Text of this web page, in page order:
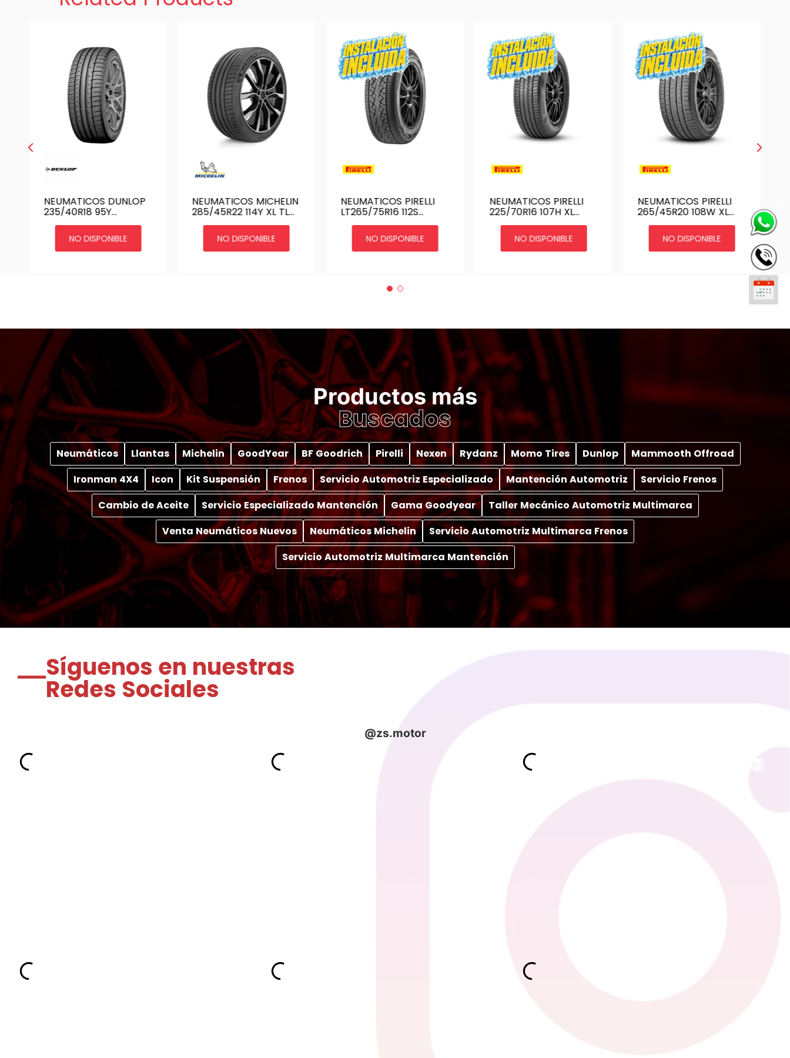
NEUMATICOS DUNLOP
235/40R18 95Y
MAXX050+ H/T TL BLK
NO DISPONIBLE
NEUMATICOS MICHELIN
285/45R22 114Y XL TL
PILOT SPORT 4 SUV MI
NO DISPONIBLE
NEUMATICOS PIRELLI
LT265/75R16 112S
SCORPION HT | SC-HT
NO DISPONIBLE
NEUMATICOS PIRELLI
225/70R16 107H XL
SCORPION
NO DISPONIBLE
NEUMATICOS PIRELLI
265/45R20 108W XL
SCORPION VERDE ALL
SEASON - SC. VEAS
NO DISPONIBLE
Productos más
Buscados
Neumáticos Llantas Michelin GoodYear BF Goodrich Pirelli Nexen Rydanz Momo Tires Dunlop
Mammooth Offroad
Ironman 4X4
Icon Kit Suspensión Frenos Servicio Automotriz Especializado Mantención Automotriz
Servicio Frenos
Cambio de Aceite
Servicio Especializado Mantención Gama Goodyear
Taller Mecánico Automotriz Multimarca
Venta Neumáticos Nuevos
Neumáticos Michelin
Servicio Automotriz Multimarca Frenos
Servicio Automotriz Multimarca Mantención
Síguenos en nuestras
Redes Sociales